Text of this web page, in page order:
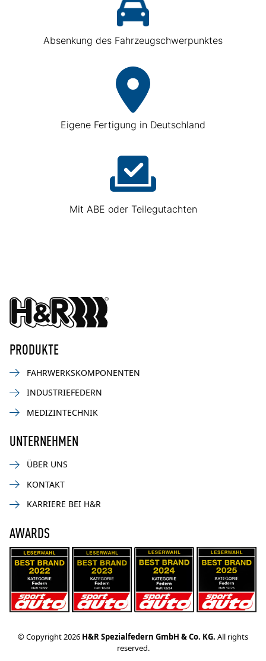
Absenkung des Fahrzeugschwerpunktes
Eigene Fertigung in Deutschland
Mit ABE oder Teilegutachten
PRODUKTE
FAHRWERKSKOMPONENTEN
INDUSTRIEFEDERN
MEDIZINTECHNIK
UNTERNEHMEN
ÜBER UNS
KONTAKT
KARRIERE BEI H&R
AWARDS
© Copyright 2026 H&R Spezialfedern GmbH & Co. KG. All rights
reserved.